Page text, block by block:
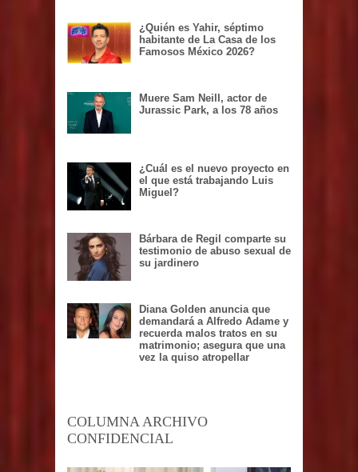
¿Quién es Yahir, séptimo
habitante de La Casa de los
Famosos México 2026?
Muere Sam Neill, actor de
Jurassic Park, a los 78 años
¿Cuál es el nuevo proyecto en
el que está trabajando Luis
Miguel?
Bárbara de Regil comparte su
testimonio de abuso sexual de
su jardinero
Diana Golden anuncia que
demandará a Alfredo Adame y
recuerda malos tratos en su
matrimonio; asegura que una
vez la quiso atropellar
COLUMNA ARCHIVO
CONFIDENCIAL